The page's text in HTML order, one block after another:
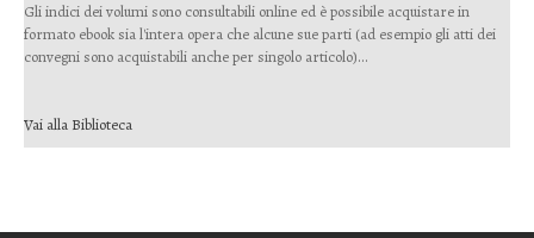
Gli indici dei volumi sono consultabili online ed è possibile acquistare in
formato ebook sia l'intera opera che alcune sue parti (ad esempio gli atti dei
convegni sono acquistabili anche per singolo articolo)...
Vai alla Biblioteca